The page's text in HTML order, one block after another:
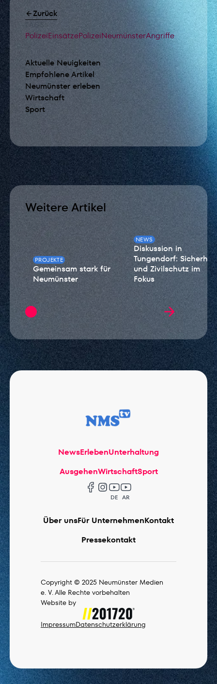
Zurück
TAGS
PolizeiEinsätzePolizeiNeumünsterAngriffe
Aktuelle Neuigkeiten
Empfohlene Artikel
Neumünster erleben
Wirtschaft
Sport
Weitere Artikel
PROJEKTE
Gemeinsam stark für
Neumünster
NEWS
Diskussion in
Tungendorf: Sicherheit
und Zivilschutz im
Fokus
NewsErlebenUnterhaltung
AusgehenWirtschaftSport
DE AR
Über unsFür UnternehmenKontakt
Pressekontakt
Copyright © 2025 Neumünster Medien
e. V. Alle Rechte vorbehalten
Website by
ImpressumDatenschutzerklärung